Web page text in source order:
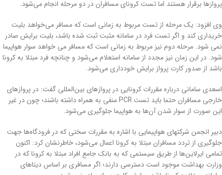
پروازها برقرار هستند اما تست کرونای مسافران در دو مرحله انجام می‌شود.
وی افزود: یک مرحله از تست مربوط به زمانی است که مسافر می‌خواهد بلیت
خریداری کند و اگر تست فرد در سامانه مثبت ثبت شده باشد، بلیت برایش صادر
نمی شود. مرحله دوم نیز مربوط به زمانی است که مسافر می خواهد سوار هواپیما
شود. در این زمان نیز مجدد از سامانه استعلام می‌شود و چنانچه فرد مبتلا به کرونا
باشد از صدور کارت پرواز برایش خودداری می‌شود.
اسعدی سامانی درباره مقررات کرونایی در پروازهای بین‌المللی گفت: در پروازهای
خارجی مسافران حتما باید تست PCR منفی به همراه داشته باشند؛ چون در غیر
این صورت از سوار شدن آن‌ها به هواپیما جلوگیری می‌شود.
دبیر انجمن شرکتهای هواپیمایی با اشاره به مقررات سختی که در فرودگاه‌ها جهت
جلوگیری از تردد مسافران مبتلا به کرونا اعمال می‌شود، خاطرنشان کرد: اکنون
تمامی ایرلاین‌ها از طریق سیستمی که به بانک جامع افراد مبتلا به کرونا که در
وزارت بهداشت موجود است دسترسی دارند؛ اگر مسافری بر اساس دیتا‌های